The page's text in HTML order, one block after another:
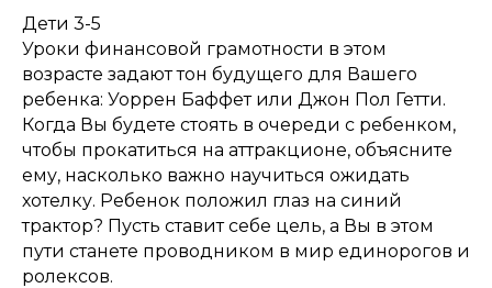
Дети 3-5
Уроки финансовой грамотности в этом
возрасте задают тон будущего для Вашего
ребенка: Уоррен Баффет или Джон Пол Гетти.
Когда Вы будете стоять в очереди с ребенком,
чтобы прокатиться на аттракционе, объясните
ему, насколько важно научиться ожидать
хотелку. Ребенок положил глаз на синий
трактор? Пусть ставит себе цель, а Вы в этом
пути станете проводником в мир единорогов и
ролексов.